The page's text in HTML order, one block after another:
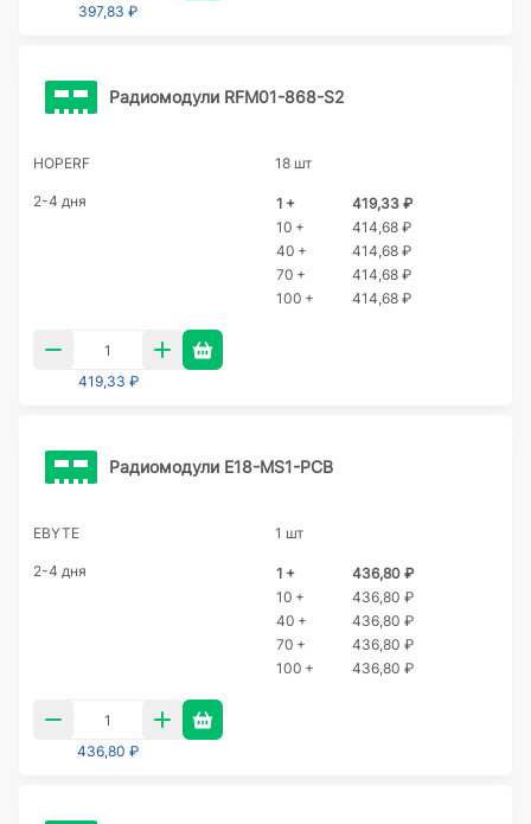
397,83 ₽
Радиомодули RFM01-868-S2
HOPERF 18 шт
2-4 дня 1 +
419,33 ₽
10 +
414,68 ₽
40 +
414,68 ₽
70 +
414,68 ₽
100 +
414,68 ₽
419,33 ₽
Радиомодули E18-MS1-PCB
EBYTE 1 шт
2-4 дня 1 +
436,80 ₽
10 +
436,80 ₽
40 +
436,80 ₽
70 +
436,80 ₽
100 +
436,80 ₽
436,80 ₽